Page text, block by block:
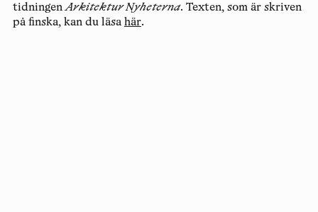
tidningenArkitektur Nyheterna. Texten, som är skriven
på finska, kan du läsa här.